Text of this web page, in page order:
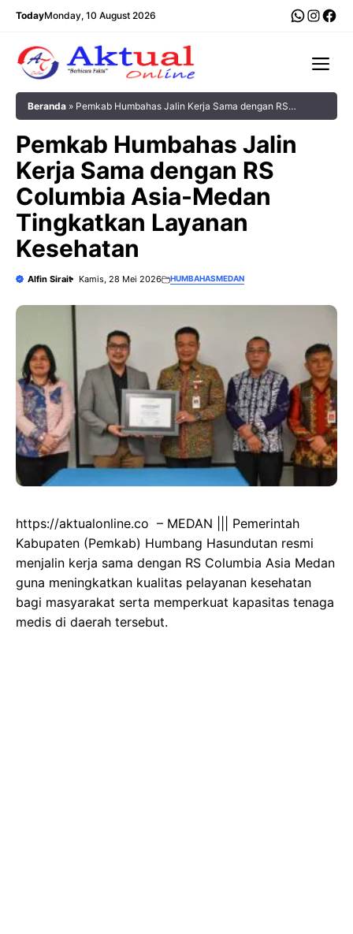
Langsung
TodayMonday, 10 August 2026
Beranda » Pemkab Humbahas Jalin Kerja Sama dengan RS
Pemkab Humbahas Jalin
Kerja Sama dengan RS
Columbia Asia-Medan
Tingkatkan Layanan
Kesehatan
Alfin Sirait Kamis, 28 Mei 2026 HUMBAHASMEDAN
https://aktualonline.co – MEDAN ||| Pemerintah
Kabupaten (Pemkab) Humbang Hasundutan resmi
menjalin kerja sama dengan RS Columbia Asia Medan
guna meningkatkan kualitas pelayanan kesehatan
bagi masyarakat serta memperkuat kapasitas tenaga
medis di daerah tersebut.